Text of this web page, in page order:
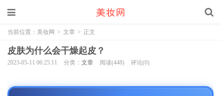
当前位置： 美妆网 > 文章 > 正文
皮肤为什么会干燥起皮？
2023-05-11 06:25:11 分类： 文章 阅读(448) 评论(0)